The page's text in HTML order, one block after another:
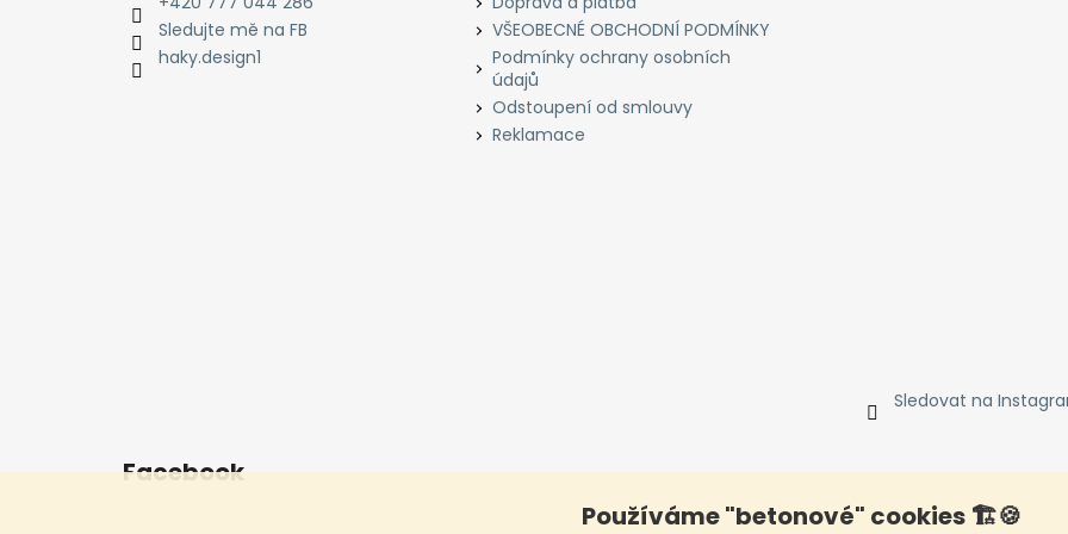
Používáme "betonové" cookies 🏗️🍪
Sledujte mě na FB
haky.design1
VŠEOBECNÉ OBCHODNÍ PODMÍNKY
Podmínky ochrany osobních
údajů
Odstoupení od smlouvy
Reklamace
Sledovat na
Facebook